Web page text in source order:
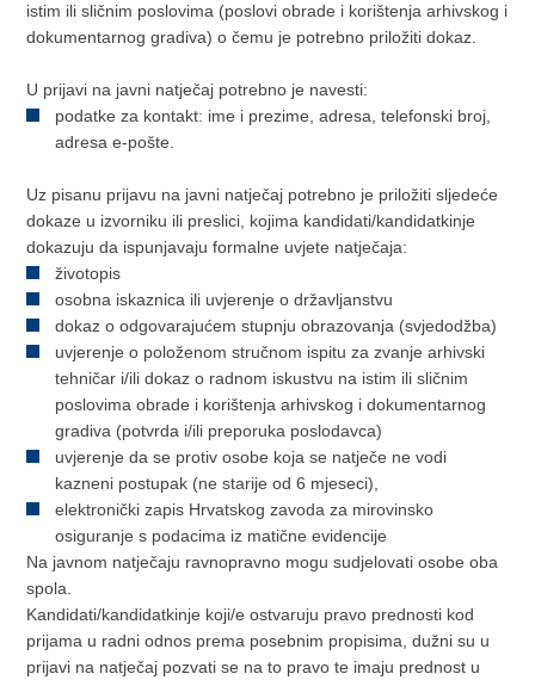
istim ili sličnim poslovima (poslovi obrade i korištenja arhivskog i
dokumentarnog gradiva) o čemu je potrebno priložiti dokaz.
U prijavi na javni natječaj potrebno je navesti:
podatke za kontakt: ime i prezime, adresa, telefonski broj,
adresa e-pošte.
Uz pisanu prijavu na javni natječaj potrebno je priložiti sljedeće
dokaze u izvorniku ili preslici, kojima kandidati/kandidatkinje
dokazuju da ispunjavaju formalne uvjete natječaja:
životopis
osobna iskaznica ili uvjerenje o državljanstvu
dokaz o odgovarajućem stupnju obrazovanja (svjedodžba)
uvjerenje o položenom stručnom ispitu za zvanje arhivski
tehničar i/ili dokaz o radnom iskustvu na istim ili sličnim
poslovima obrade i korištenja arhivskog i dokumentarnog
gradiva (potvrda i/ili preporuka poslodavca)
uvjerenje da se protiv osobe koja se natječe ne vodi
kazneni postupak (ne starije od 6 mjeseci),
elektronički zapis Hrvatskog zavoda za mirovinsko
osiguranje s podacima iz matične evidencije
Na javnom natječaju ravnopravno mogu sudjelovati osobe oba
spola.
Kandidati/kandidatkinje koji/e ostvaruju pravo prednosti kod
prijama u radni odnos prema posebnim propisima, dužni su u
prijavi na natječaj pozvati se na to pravo te imaju prednost u